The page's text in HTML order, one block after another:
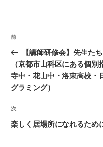
投
ナ
ビ
ゲ
シ
ョ
前
の
投
稿
前
【講師研修会】先生た
（京都市山科区にある個
寺中・花山中・洛東高校・
グラミング）
次
の
次
楽しく居場所になれるため